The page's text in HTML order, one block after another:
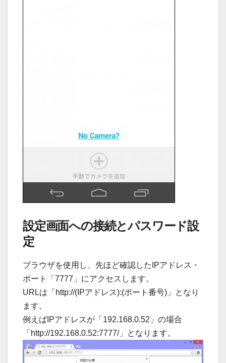
設定画面への接続とパスワード設
定
ブラウザを使用し、先ほど確認したIPアドレス・
ポート「7777」にアクセスします。
URLは「http://(IPアドレス):(ポート番号)」となり
ます。
例えばIPアドレスが「192.168.0.52」の場合
「http://192.168.0.52:7777/」となります。